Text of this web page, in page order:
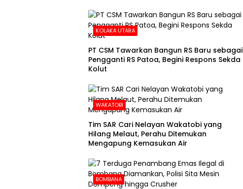
KOLAKA UTARA
PT CSM Tawarkan Bangun RS Baru sebagai
Pengganti RS Patoa, Begini Respons Sekda
Kolut
WAKATOBI
Tim SAR Cari Nelayan Wakatobi yang
Hilang Melaut, Perahu Ditemukan
Mengapung Kemasukan Air
BOMBANA